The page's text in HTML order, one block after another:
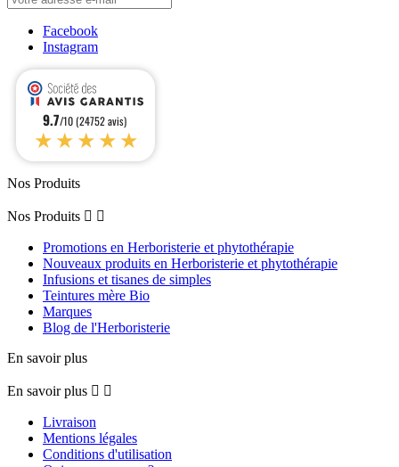
Facebook
Instagram
9.7/10 (24752 avis)
★★★★★
Nos Produits
Nos Produits  
Promotions en Herboristerie et phytothérapie
Nouveaux produits en Herboristerie et phytothérapie
Infusions et tisanes de simples
Teintures mère Bio
Marques
Blog de l'Herboristerie
En savoir plus
En savoir plus  
Livraison
Mentions légales
Conditions d'utilisation